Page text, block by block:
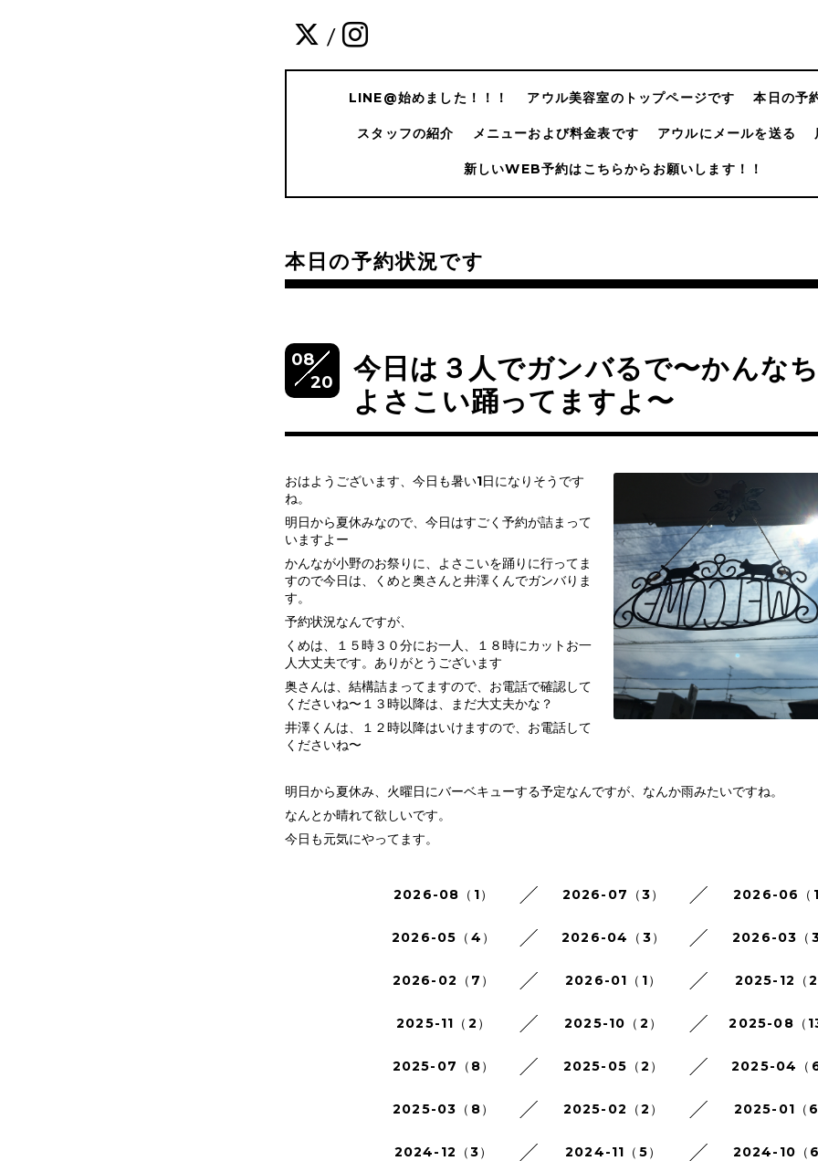
/
LINE@始めました！！！ アウル美容室のトップページです 本日の予
スタッフの紹介 メニューおよび料金表です アウルにメールを送る
新しいWEB予約はこちらからお願いします！！
本日の予約状況です
08
20
今日は３人でガンバるで〜かんな
よさこい踊ってますよ〜
おはようございます、今日も暑い1日になりそうです
ね。
明日から夏休みなので、今日はすごく予約が詰まって
いますよー
かんなが小野のお祭りに、よさこいを踊りに行ってま
すので今日は、くめと奥さんと井澤くんでガンバりま
す。
予約状況なんですが、
くめは、１５時３０分にお一人、１８時にカットお一
人大丈夫です。ありがとうございます
奥さんは、結構詰まってますので、お電話で確認して
くださいね〜１３時以降は、まだ大丈夫かな？
井澤くんは、１２時以降はいけますので、お電話して
くださいね〜
明日から夏休み、火曜日にバーベキューする予定なんですが、なんか雨みたいですね。
なんとか晴れて欲しいです。
今日も元気にやってます。
2026-08（1） 2026-07（3） 2026-06（1
2026-05（4） 2026-04（3） 2026-03（3
2026-02（7） 2026-01（1） 2025-12（2
2025-11（2） 2025-10（2） 2025-08（13
2025-07（8） 2025-05（2） 2025-04（6
2025-03（8） 2025-02（2） 2025-01（6
2024-12（3） 2024-11（5） 2024-10（6